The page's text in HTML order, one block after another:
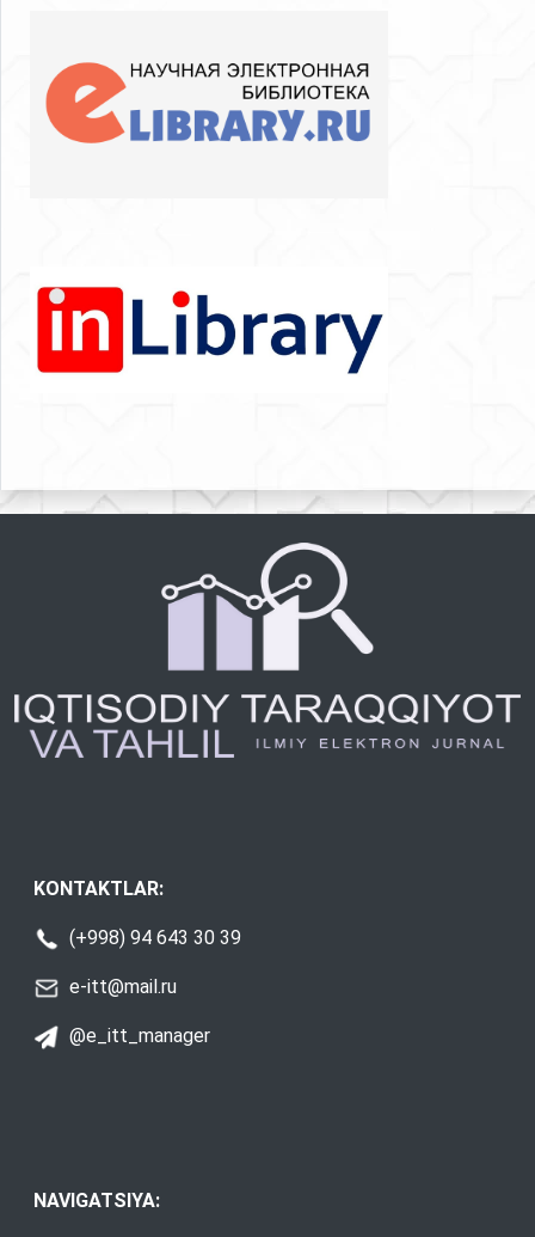
KONTAKTLAR:
(+998) 94 643 30 39
e-itt@mail.ru
@e_itt_manager
NAVIGATSIYA: